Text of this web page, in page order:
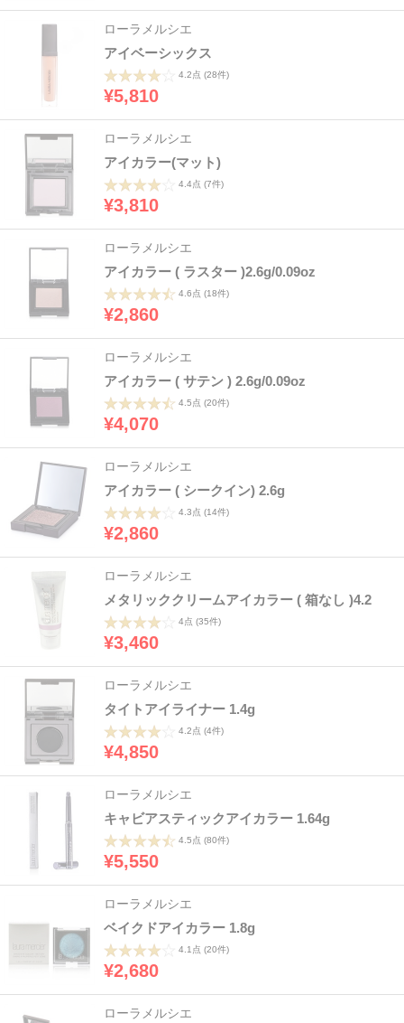
ローラメルシエ
アイベーシックス
4.2点 (28件)
¥5,810
ローラメルシエ
アイカラー(マット)
4.4点 (7件)
¥3,810
ローラメルシエ
アイカラー ( ラスター )2.6g/0.09oz
4.6点 (18件)
¥2,860
ローラメルシエ
アイカラー ( サテン ) 2.6g/0.09oz
4.5点 (20件)
¥4,070
ローラメルシエ
アイカラー ( シークイン) 2.6g
4.3点 (14件)
¥2,860
ローラメルシエ
メタリッククリームアイカラー ( 箱なし )4.2
4点 (35件)
¥3,460
ローラメルシエ
タイトアイライナー 1.4g
4.2点 (4件)
¥4,850
ローラメルシエ
キャビアスティックアイカラー 1.64g
4.5点 (80件)
¥5,550
ローラメルシエ
ベイクドアイカラー 1.8g
4.1点 (20件)
¥2,680
ローラメルシエ